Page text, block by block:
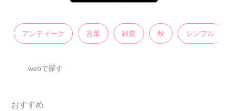
アンティーク 言葉 雑貨 秋 シンプル
webで探す
おすすめ